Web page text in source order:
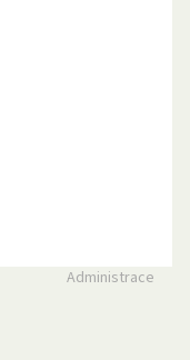
Administrace